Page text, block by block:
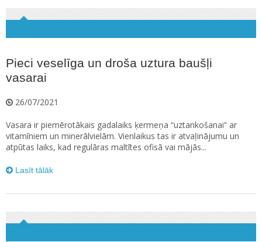
Pieci veselīga un droša uztura baušļi
vasarai
26/07/2021
Vasara ir piemērotākais gadalaiks ķermeņa “uztankošanai” ar
vitamīniem un minerālvielām. Vienlaikus tas ir atvaļinājumu un
atpūtas laiks, kad regulāras maltītes ofisā vai mājās...
Lasīt tālāk